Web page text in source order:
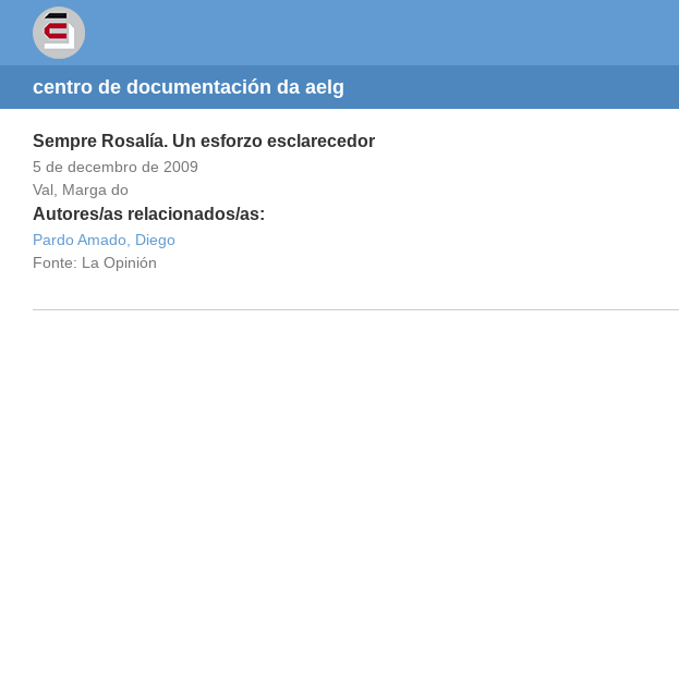
centro de documentación da aelg
Sempre Rosalía. Un esforzo esclarecedor
5 de decembro de 2009
Val, Marga do
Autores/as relacionados/as:
Pardo Amado, Diego
Fonte: La Opinión